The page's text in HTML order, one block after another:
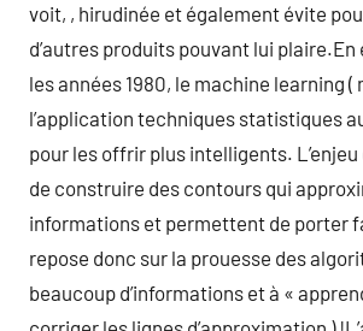
voit, , hirudinée et également évite
d’autres produits pouvant lui
les années 1980, le machine learning (
l’application techniques statistiques
pour les offrir plus intelligents. L’enjeu
de construire des contours qui
informations et permettent de porter
repose donc sur la prouesse des
beaucoup d’informations et à «